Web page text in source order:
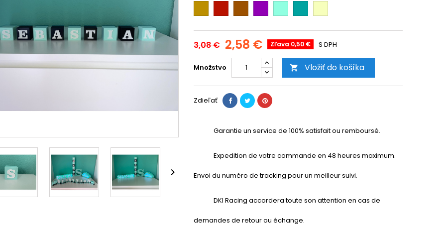

zelenázelenážltá
3,08 € 2,58 € Zľava 0,50 € S DPH
Množstvo  Vložiť do košíka
Zdieľať
Garantie un service de 100% satisfait ou remboursé.
Expedition de votre commande en 48 heures maximum.
Envoi du numéro de tracking pour un meilleur suivi.
DKI Racing accordera toute son attention en cas de
demandes de retour ou échange.